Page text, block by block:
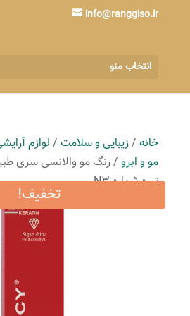
info@ranggiso.ir
انتخاب منو
خانه/زیبایی و سلامت/لوازم
مو و ابرو/ رنگ مو والانسی سری
تیره شماره N3
تخفیف!